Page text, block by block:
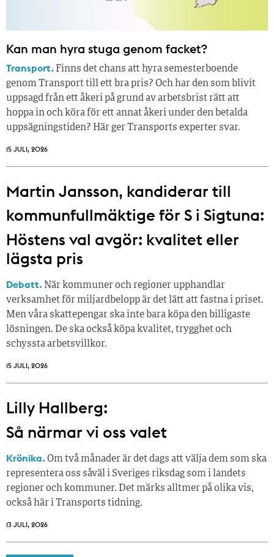
Kan man hyra stuga genom facket?
Transport. Finns det chans att hyra semesterboende
genom Transport till ett bra pris? Och har den som blivit
uppsagd från ett åkeri på grund av arbetsbrist rätt att
hoppa in och köra för ett annat åkeri under den betalda
uppsägningstiden? Här ger Transports experter svar.
15 JULI, 2026
Martin Jansson, kandiderar till
kommunfullmäktige för S i Sigtuna:
Höstens val avgör: kvalitet eller
lägsta pris
Debatt. När kommuner och regioner upphandlar
verksamhet för miljardbelopp är det lätt att fastna i priset.
Men våra skattepengar ska inte bara köpa den billigaste
lösningen. De ska också köpa kvalitet, trygghet och
schyssta arbetsvillkor.
15 JULI, 2026
Lilly Hallberg:
Så närmar vi oss valet
Krönika.Om två månader är det dags att välja dem som ska
representera oss såväl i Sveriges riksdag som i landets
regioner och kommuner. Det märks alltmer på olika vis,
också här i Transports tidning.
13 JULI, 2026